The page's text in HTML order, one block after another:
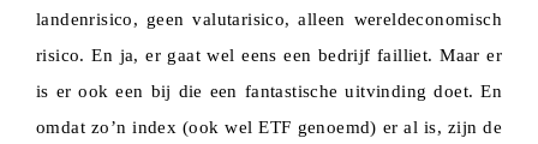
landenrisico, geen valutarisico, alleen wereldeconomisch
risico. En ja, er gaat wel eens een bedrijf failliet. Maar er
is er ook een bij die een fantastische uitvinding doet. En
omdat zo’n index (ook wel ETF genoemd) er al is, zijn de